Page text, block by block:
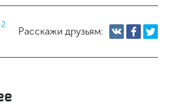
Расскажи друзьям: